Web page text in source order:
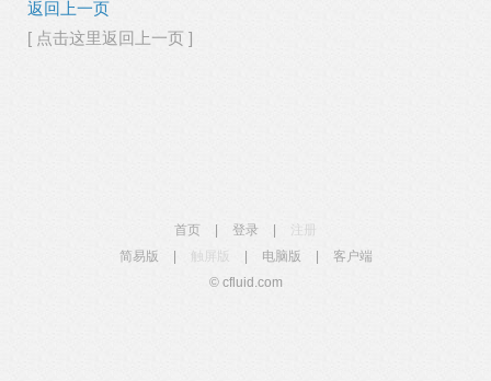
返回上一页
[ 点击这里返回上一页 ]
首页 登录
简易版
触屏版 电脑版
客户端
© cfluid.com